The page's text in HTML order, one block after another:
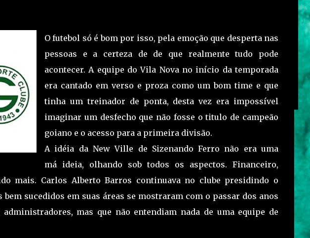
O futebol só é bom por isso, pela emoção que desperta nas
pessoas e a certeza de de que realmente tudo pode
acontecer. A equipe do Vila Nova no início da temporada
era cantado em verso e proza como um bom time e que
tinha um treinador de ponta, desta vez era impossível
imaginar um desfecho que não fosse o titulo de campeão
goiano e o acesso para a primeira divisão.
A idéia da New Ville de Sizenando Ferro não era uma
má ideia, olhando sob todos os aspectos. Financeiro,
mais. Carlos Alberto Barros continuava no clube presidindo o
sucedidos em suas áreas se mostraram com o passar dos anos
mas que não entendiam nada de uma equipe de